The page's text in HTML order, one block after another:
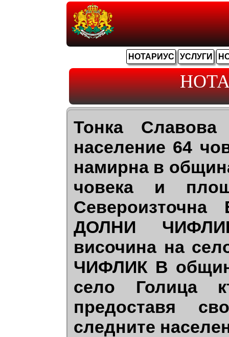
НОТАРИУС УСЛУГИ
Тонка
население 64
намирна в
човека и
ДОЛНИ
височина на
ЧИФЛИК В
село Голица
предоставя
следните